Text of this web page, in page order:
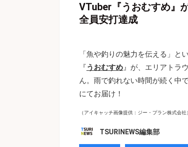
VTuber『うおむすめ』
全員安打達成
「魚や釣りの魅力を伝える」
『うおむすめ』が、エリアトラ
ん。雨で釣れない時間が続く中
にてお届け！
（アイキャッチ画像提供：ジー・プラン株式会社
TSURINEWS編集部